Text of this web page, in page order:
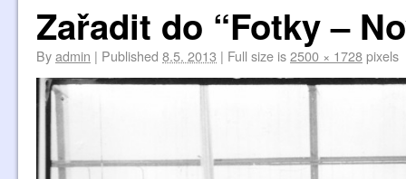
Zařadit do “Fotky –
Byadmin | Published 8.5. 2013 | Full size is2500 × 1728pixels